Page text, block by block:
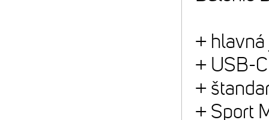
+
+ USB-
+
+ Sport